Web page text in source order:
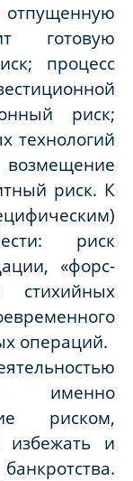
отпущенную
готовую
процесс
риск;
технологий
риск. К
риск
«форс-
операций.
именно
риском,
избежать и